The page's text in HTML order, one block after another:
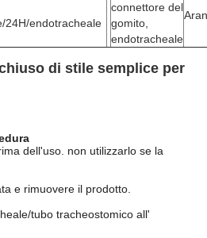
24H/endotracheale
connettore del
gomito,
endotracheale
di stile semplice per
dell'uso. non utilizzarlo se la
e rimuovere il prodotto.
tubo tracheostomico all'